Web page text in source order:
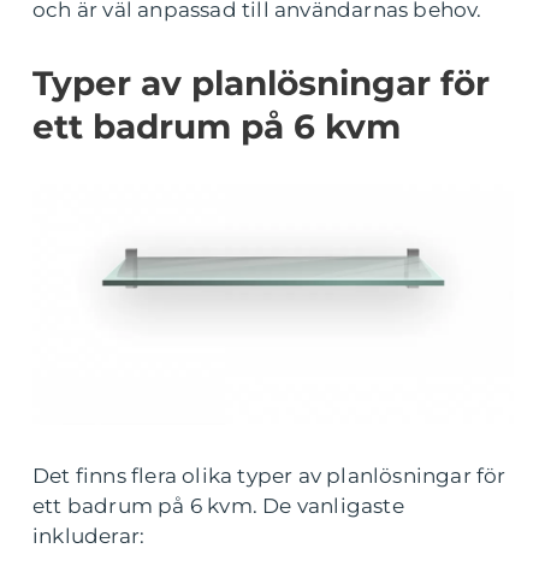
och är väl anpassad till användarnas behov.
Typer av planlösningar för
ett badrum på 6 kvm
Det finns flera olika typer av planlösningar för
ett badrum på 6 kvm. De vanligaste
inkluderar: